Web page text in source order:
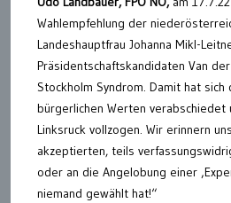
Wahlempfehlung der
Landeshauptfrau Johanna Mikl-
Präsidentschaftskandidaten Van
Stockholm Syndrom. Damit hat sich
bürgerlichen Werten verabschiedet
Linksruck vollzogen. Wir erinnern
akzeptierten, teils
oder an die Angelobung einer
niemand gewählt hat!“